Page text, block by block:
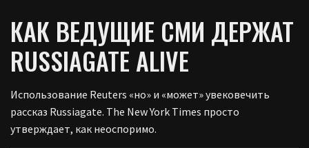
КАК ВЕДУЩИЕ СМИ ДЕРЖАТ
RUSSIAGATE ALIVE
Использование Reuters «но» и «может» увековечить
рассказ Russiagate. The New York Times просто
утверждает, как неоспоримо.